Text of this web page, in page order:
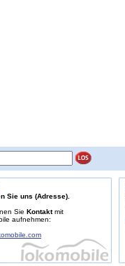
Sie uns (Adresse).
Sie Kontaktmit
aufnehmen: